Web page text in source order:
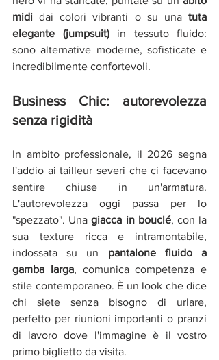
midi dai colori vibranti o su una tuta
elegante (jumpsuit) in tessuto fluido:
sono alternative moderne, sofisticate e
incredibilmente confortevoli.
Business Chic: autorevolezza
senza rigidità
In ambito professionale, il 2026 segna
l'addio ai tailleur severi che ci facevano
sentire chiuse in un'armatura.
L'autorevolezza oggi passa per lo
"spezzato". Una giacca in bouclé, con la
sua texture ricca e intramontabile,
indossata su un pantalone fluido a
gamba larga, comunica competenza e
stile contemporaneo. È un look che dice
chi siete senza bisogno di urlare,
perfetto per riunioni importanti o pranzi
di lavoro dove l'immagine è il vostro
primo biglietto da visita.